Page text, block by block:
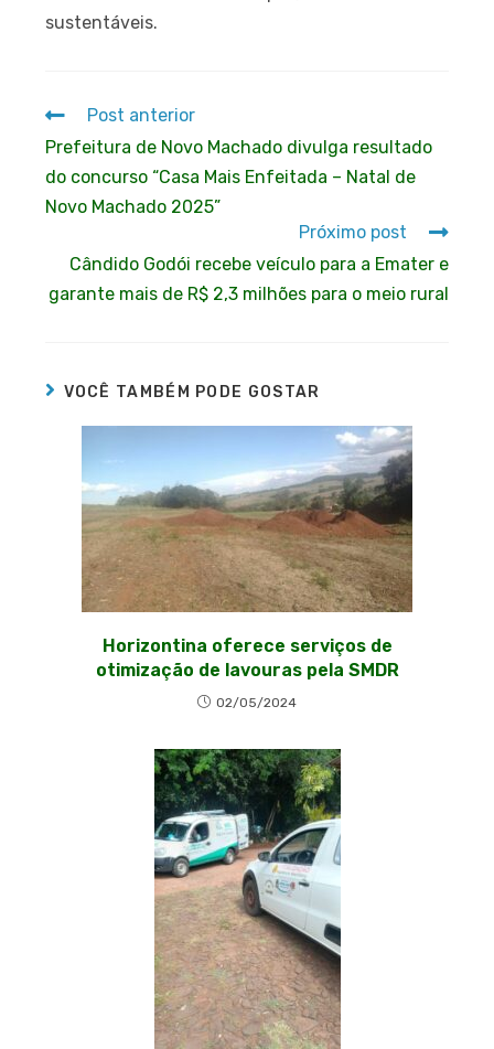
sustentáveis.
Post anterior
Prefeitura de Novo Machado divulga resultado
do concurso “Casa Mais Enfeitada – Natal de
Novo Machado 2025”
Próximo post
Cândido Godói recebe veículo para a Emater e
garante mais de R$ 2,3 milhões para o meio rural
VOCÊ TAMBÉM PODE GOSTAR
Horizontina oferece serviços de
otimização de lavouras pela SMDR
02/05/2024